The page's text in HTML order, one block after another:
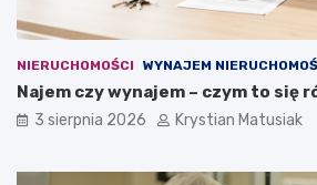
NIERUCHOMOŚCI WYNAJEM
Najem czy wynajem – czym to się
3 sierpnia 2026 Krystian Matusiak